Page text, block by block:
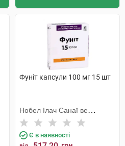
Фуніт капсули 100 мг 15 шт
Нобел Ілач Санаї ве
Тіджарет
Є в наявності